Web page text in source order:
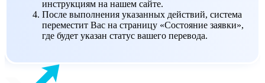
инструкциям на нашем сайте.
После выполнения указанных действий, система
переместит Вас на страницу «Состояние заявки»,
где будет указан статус вашего перевода.